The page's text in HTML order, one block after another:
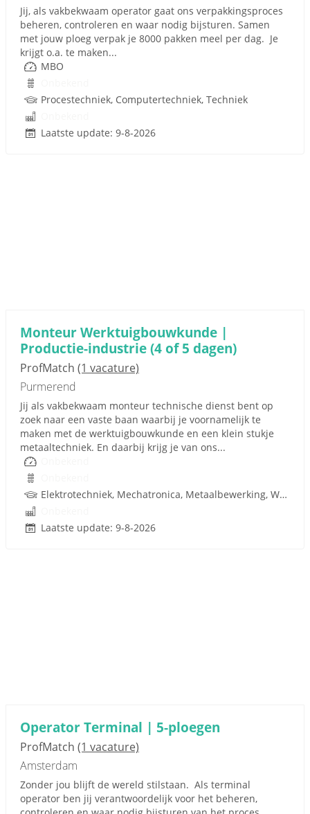
Jij, als vakbekwaam operator gaat ons verpakkingsproces
beheren, controleren en waar nodig bijsturen. Samen
met jouw ploeg verpak je 8000 pakken meel per dag. Je
krijgt o.a. te maken...
MBO
Procestechniek, Computertechniek, Techniek
Laatste update: 9-8-2026
Monteur Werktuigbouwkunde |
Productie-industrie (4 of 5 dagen)
ProfMatch (1 vacature)
Purmerend
Jij als vakbekwaam monteur technische dienst bent op
zoek naar een vaste baan waarbij je voornamelijk te
maken met de werktuigbouwkunde en een klein stukje
metaaltechniek. En daarbij krijg je van ons...
Elektrotechniek, Mechatronica, Metaalbewerking, Werktuigbouwkunde, Metaal, Techniek
Laatste update: 9-8-2026
Operator Terminal | 5-ploegen
ProfMatch (1 vacature)
Amsterdam
Zonder jou blijft de wereld stilstaan. Als terminal
operator ben jij verantwoordelijk voor het beheren,